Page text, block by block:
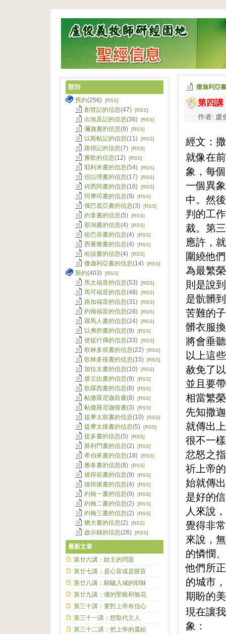
撒迦利亞
第四
作者: 盧
經文：
就像在
象，每
一個異
中。然
判的工
裁。第
應許，
圍繞他
為最繁
則是說
是骯髒
苦難的
髒衣服
將會垂
以上這
赦免了
並且要
相當繁
先知撒
就傳出
很不一
忿怒之
祈上帝
始就傳
是好的
人來說
覺得非
來說，
的憐憫
他們所
的城市
期盼的
現在讓
象：
類別
舊約(256) [RSS]
創世記的信息(47) [RSS]
出埃及記的信息(36) [RSS]
彌迦書的信息(9) [RSS]
以斯帖記的信息(11) [RSS]
路得記的信息(7) [RSS]
雅歌的信息(12) [RSS]
耶利米書的信息(54) [RSS]
但以理書的信息(17) [RSS]
何西阿書的信息(16) [RSS]
阿摩司書的信息(9) [RSS]
俄巴底亞書的信息(3) [RSS]
約拿書的信息(5) [RSS]
那鴻書的信息(4) [RSS]
哈巴谷書的信息(4) [RSS]
西番雅書的信息(4) [RSS]
哈該書的信息(4) [RSS]
撒迦利亞書的信息(14) [RSS]
新約(403) [RSS]
馬太福音的信息(53) [RSS]
馬可福音的信息(48) [RSS]
路加福音的信息(31) [RSS]
約翰福音的信息(28) [RSS]
羅馬人書的信息(24) [RSS]
以弗所書的信息(9) [RSS]
使徒行傳的信息(33) [RSS]
歌林多前書的信息(22) [RSS]
歌林多後書的信息(15) [RSS]
加拉太書的信息(10) [RSS]
腓立比書的信息(9) [RSS]
歌羅西書的信息(8) [RSS]
帖撒羅尼迦前書(8) [RSS]
帖撒羅尼迦後書(3) [RSS]
提摩太前書的信息(10) [RSS]
提摩太後書的信息(5) [RSS]
提多書的信息(5) [RSS]
腓利門書的信息(2) [RSS]
希伯來書的信息(18) [RSS]
雅各書的信息(8) [RSS]
彼得前書的信息(9) [RSS]
彼得後書的信息(4) [RSS]
約翰一書的信息(9) [RSS]
約翰二書的信息(2) [RSS]
約翰三書的信息(2) [RSS]
猶大書的信息(2) [RSS]
啟示錄的信息(26) [RSS]
最新文章
第廿六講：財主的問題
第廿七講；是心盲或是眼盲
第廿八講：騎驢入城的耶穌
第廿九講：壞的聖殿和無花
第三十講：要對上帝有信心
第三十一講：想取代主人
第三十二講：把上帝的還給